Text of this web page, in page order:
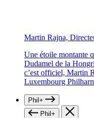
Martin Rajna,
Une étoile montante
Dudamel de la
c’est officiel, Martin
Luxembourg
Phil+
Phil+